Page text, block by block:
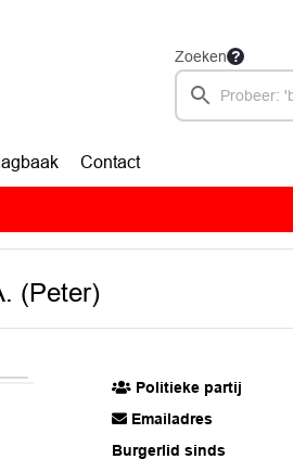
Zoeken
Contact
(Peter)
Politieke partij
Emailadres
Burgerlid sinds